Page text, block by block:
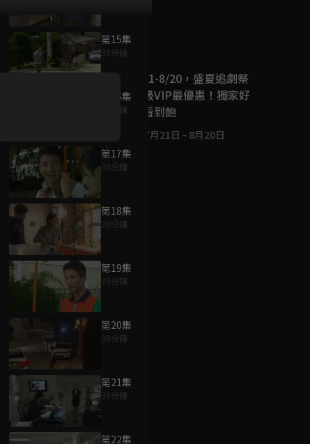
第15集
38分鐘
第16集
37分鐘
第17集
38分鐘
第18集
38分鐘
第19集
38分鐘
第20集
38分鐘
第21集
36分鐘
第22集
好康資訊
7/21-8/20，盛夏追劇祭
升級VIP最優惠！獨家好
戲看到飽
7月21日 - 8月20日